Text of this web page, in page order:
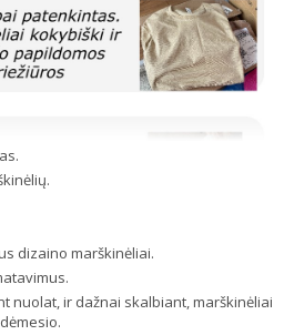
dizaino marškinėliai.
nuolat, ir dažnai skalbiant, marškinėliai